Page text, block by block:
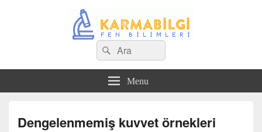
Search
for:
Ara
Menu
Dengelenmemiş kuvvet örnekleri